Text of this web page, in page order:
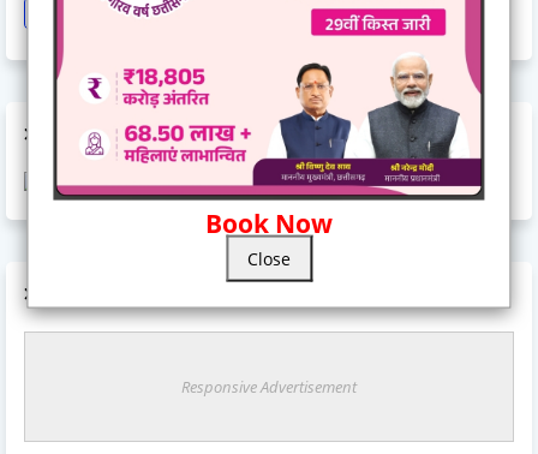
Book Now
Close
Train Cancel
Uttarpradesh Weather
AD CODE
Responsive Advertisement